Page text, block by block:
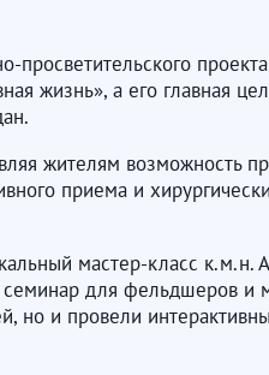
жизнь», а его главная
жителям возможность
приема и
мастер-класс
для фельдшеров и
но и провели